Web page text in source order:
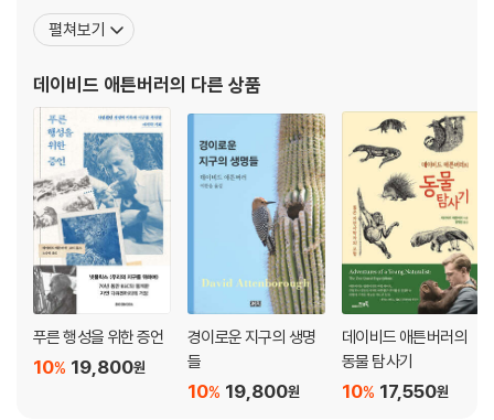
3부 남회귀선 지역 탐사
18. 다윈에서 동쪽으로 352
19. 기러기와 고아나 367
20. 동굴벽화와 들소 383
21. 아넘랜드의 화가들 408
22. 으르렁거리는 뱀 428
23. 보롤룰라의 은둔자 441
24. 오스트레일리아 중부 470
동 · 식물명 찾아보기 491
다. 1960~70년대에는 BBC2의 관리자와 BBC 프로그램 국장을 역
임했다. 1973년부터 다큐멘터리 제작과 집필로 돌아가 기념비적인
[지구의 생명(Life on Earth)], [아름
펼쳐보기
데이비드 애튼버러의 다른 상품
푸른 행성을 위한 증언
19,800원
10%
경이로운 지구의 생명
들
19,800원
10%
데이비드 애튼버러의
동물 탐사기
17,550원
10%